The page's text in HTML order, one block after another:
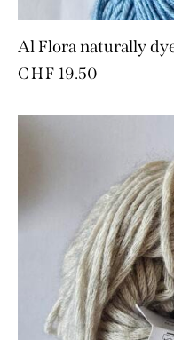
Al Flora naturally
CHF 19.50